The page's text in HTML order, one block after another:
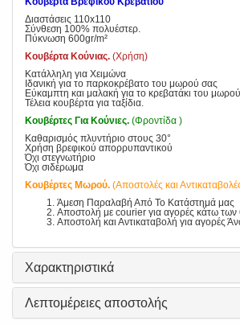
Διαστάσεις 110x110
Σύνθεση 100% πολυέστερ.
Πύκνωση 600gr/m²
Κουβέρτα Κούνιας. (Χρήση)
Κατάλληλη για Χειμώνα
Ιδανική για το παρκοκρέβατο του μωρού σας
Εύκαμπτη και μαλακή για το κρεβατάκι του
Τέλεια κουβέρτα για ταξίδια.
Κουβέρτες Για Κούνιες. (Φροντίδα )
Καθαρισμός πλυντήριο στους 30°
Χρήση βρεφικού απορρυπαντικού
Όχι στεγνωτήριο
Όχι σιδέρωμα
Κουβέρτες Μωρού. (Αποστολές και
Άμεση Παραλαβή Από Το Κατάστημά μας
Αποστολή με courier για αγορές κάτω
Αποστολή και Αντικαταβολή για αγορές
Χαρακτηριστικά
Λεπτομέρειες αποστολής